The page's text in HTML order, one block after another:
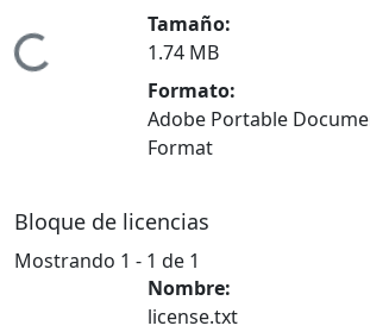
Cargando...
Tamaño:
1.74 MB
Formato:
Adobe Portable
Format
Bloque de licencias
Mostrando 1 - 1 de 1
Nombre:
license.txt